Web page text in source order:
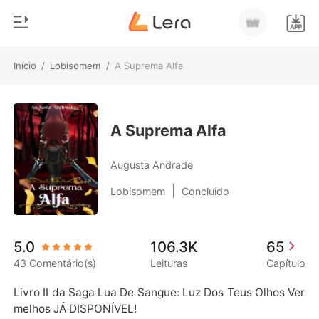
Início / Lobisomem / A Suprema Alfa
Loja
Histórico
Sair
Baixar App
Gênero
Moderno
Lobisomem
Contos
Bilionários
A Suprema Alfa
Augusta Andrade
Lobisomem Concluído
5.0
43 Comentário(s)
106.3K
Leituras
65
Capítulo
Livro II da Saga Lua De Sangue: Luz Dos Teus Olhos Ver
melhos JÁ DISPONÍVEL!